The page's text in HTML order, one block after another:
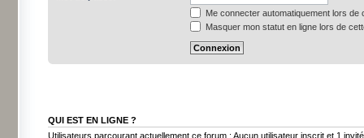
Me connecter automatiquement lors de
Masquer mon statut en ligne lors de
QUI EST EN LIGNE ?
Utilisateurs parcourant actuellement ce forum : Aucun utilisateur inscrit et 1 invité